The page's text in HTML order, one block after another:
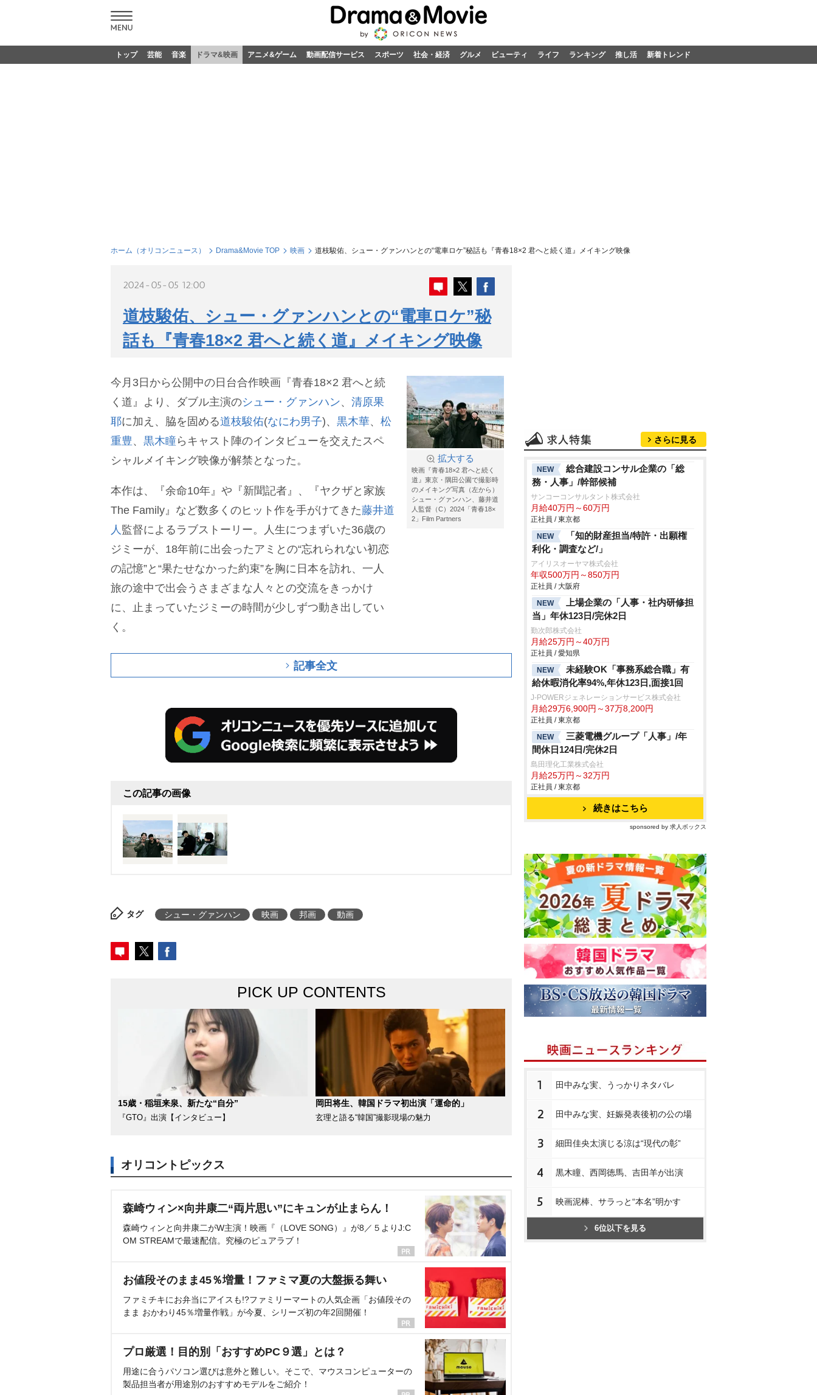
トップ 芸能 音楽 ドラマ&映画 アニメ&ゲーム 動画配信サービス スポーツ 社会・経済 グルメ ビューティ ライフ ランキング 推し活 新着トレンド
ホーム（オリコンニュース） Drama&Movie TOP 映画 道枝駿佑、シュー・グァンハンとの“電車ロケ”秘話も『青春18×2 君へと続く道』メイキング映像
2024-05-05 12:00
道枝駿佑、シュー・グァンハンとの“電車ロケ”秘
話も『青春18×2 君へと続く道』メイキング映像
拡大する
映画『青春18×2 君へと続く
道』東京・隅田公園で撮影時
のメイキング写真（左から）
シュー・グァンハン、藤井道
人監督（C）2024「青春18×
2」Film Partners
今月3日から公開中の日台合作映画『青春18×2 君へと続
く道』より、ダブル主演のシュー・グァンハン、 清原果
耶に加え、脇を固める道枝駿佑(なにわ男子)、 黒木華、 松
重豊、 黒木瞳らキャスト陣のインタビューを交えたスペ
シャルメイキング映像が解禁となった。
本作は、『余命10年』や『新聞記者』、『ヤクザと家族
The Family』など数多くのヒット作を手がけてきた藤井道
人 監督によるラブストーリー。人生につまずいた36歳の
ジミーが、18年前に出会ったアミとの“忘れられない初恋
の記憶”と“果たせなかった約束”を胸に日本を訪れ、一人
旅の途中で出会うさまざまな人々との交流をきっかけ
に、止まっていたジミーの時間が少しずつ動き出してい
く。
記事全文
この記事の画像
タグ シュー・グァンハン 映画 邦画 動画
PICK UP CONTENTS
15歳・稲垣来泉、新たな“自分”
『GTO』出演【インタビュー】
岡田将生、韓国ドラマ初出演「運命的」
玄理と語る“韓国”撮影現場の魅力
オリコントピックス
森崎ウィン×向井康二“両片思い”にキュンが止まらん！
森崎ウィンと向井康二がW主演！映画『（LOVE SONG）』が8／５よりJ:C
OM STREAMで最速配信。究極のピュアラブ！
お値段そのまま45％増量！ファミマ夏の大盤振る舞い
ファミチキにお弁当にアイスも!?ファミリーマートの人気企画「お値段その
まま おかわり45％増量作戦」が今夏、シリーズ初の年2回開催！
プロ厳選！目的別「おすすめPC９選」とは？
用途に合うパソコン選びは意外と難しい。そこで、マウスコンピューターの
製品担当者が用途別のおすすめモデルをご紹介！
さらに見る
NEW
総合建設コンサル企業の「総
務・人事」/幹部候補
サンコーコンサルタント株式会社
月給40万円～60万円
正社員 / 東京都
NEW
「知的財産担当/特許・出願権
利化・調査など/」
アイリスオーヤマ株式会社
年収500万円～850万円
正社員 / 大阪府
NEW
上場企業の「人事・社内研修担
当」年休123日/完休2日
勤次郎株式会社
月給25万円～40万円
正社員 / 愛知県
NEW
未経験OK「事務系総合職」有
給休暇消化率94%,年休123日,面接1回
J-POWERジェネレーションサービス株式会社
月給29万6,900円～37万8,200円
正社員 / 東京都
NEW
三菱電機グループ「人事」/年
間休日124日/完休2日
島田理化工業株式会社
月給25万円～32万円
正社員 / 東京都
続きはこちら
sponsored by 求人ボックス
1 田中みな実、うっかりネタバレ
2 田中みな実、妊娠発表後初の公の場
3 細田佳央太演じる涼は“現代の彰”
4 黒木瞳、西岡徳馬、吉田羊が出演
5 映画泥棒、サラっと“本名”明かす
6位以下を見る